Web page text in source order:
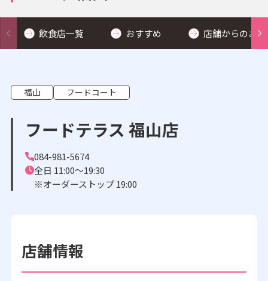
飲食店一覧 おすすめ 店舗からのお
福山 フードコート
フードテラス 福山店
084-981-5674
全日 11:00～19:30
※オーダーストップ 19:00
店舗情報